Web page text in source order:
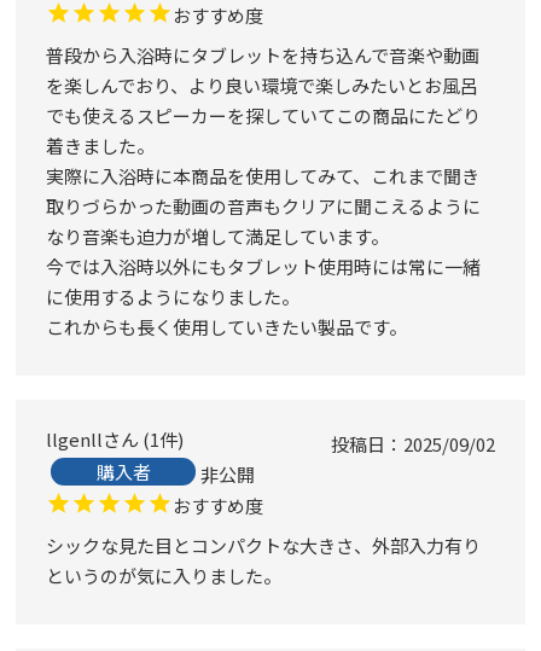
おすすめ度
普段から入浴時にタブレットを持ち込んで音楽や動画
を楽しんでおり、より良い環境で楽しみたいとお風呂
でも使えるスピーカーを探していてこの商品にたどり
着きました。
実際に入浴時に本商品を使用してみて、これまで聞き
取りづらかった動画の音声もクリアに聞こえるように
なり音楽も迫力が増して満足しています。
今では入浴時以外にもタブレット使用時には常に一緒
に使用するようになりました。
これからも長く使用していきたい製品です。
llgenll 1件
購入者
非公開
投稿日 2025/09/02
おすすめ度
シックな見た目とコンパクトな大きさ、外部入力有り
というのが気に入りました。